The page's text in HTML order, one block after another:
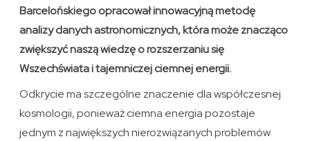
Barcelońskiego opracował innowacyjną metodę
analizy danych astronomicznych, która może znacząco
zwiększyć naszą wiedzę o rozszerzaniu się
Wszechświata i tajemniczej ciemnej energii.
Odkrycie ma szczególne znaczenie dla współczesnej
kosmologii, ponieważ ciemna energia pozostaje
jednym z największych nierozwiązanych problemów